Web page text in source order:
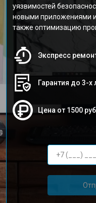
уязвимостей
новыми приложениями
также оптимизацию
Экспресс
Гарантия до 3-х
Цена от 1500 руб